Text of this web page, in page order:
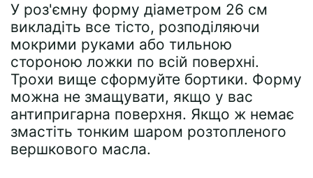
У роз'ємну форму діаметром 26 см
викладіть все тісто, розподіляючи
мокрими руками або тильною
стороною ложки по всій поверхні.
Трохи вище сформуйте бортики. Форму
можна не змащувати, якщо у вас
антипригарна поверхня. Якщо ж немає
змастіть тонким шаром розтопленого
вершкового масла.